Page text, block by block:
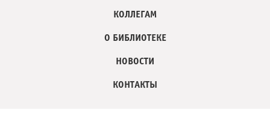
КОЛЛЕГАМ
О БИБЛИОТЕКЕ
НОВОСТИ
КОНТАКТЫ